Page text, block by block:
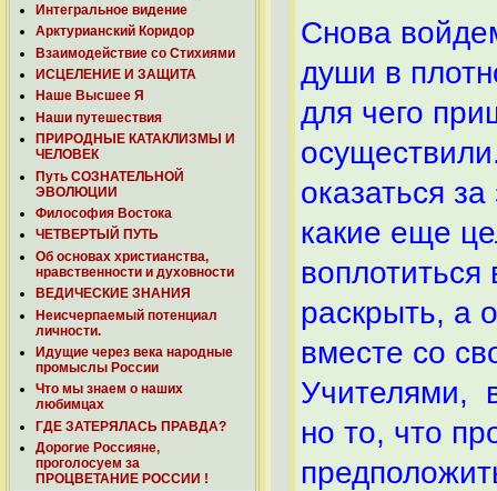
Интегральное видение
Арктурианский Коридор
Взаимодействие со Стихиями
ИСЦЕЛЕНИЕ И ЗАЩИТА
Наше Высшее Я
Наши путешествия
ПРИРОДНЫЕ КАТАКЛИЗМЫ И
ЧЕЛОВЕК
Путь СОЗНАТЕЛЬНОЙ
ЭВОЛЮЦИИ
Философия Востока
ЧЕТВЕРТЫЙ ПУТЬ
Об основах христианства,
нравственности и духовности
ВЕДИЧЕСКИЕ ЗНАНИЯ
Неисчерпаемый потенциал
личности.
Идущие через века народные
промыслы России
Что мы знаем о наших
любимцах
ГДЕ ЗАТЕРЯЛАСЬ ПРАВДА?
Дорогие Россияне,
проголосуем за
ПРОЦВЕТАНИЕ РОССИИ !
Снова
души в
для чего
оказаться
какие еще
раскрыть, а
вместе со
Учителями,
но то, что